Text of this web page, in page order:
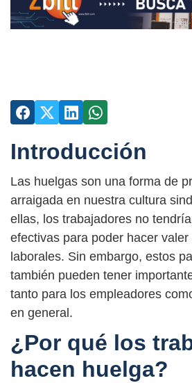
Introducción
Las huelgas son una forma de
arraigada en nuestra cultura
ellas, los trabajadores no
efectivas para poder hacer
laborales. Sin embargo, estos
también pueden tener
tanto para los empleadores
en general.
¿Por qué los
hacen huelga?